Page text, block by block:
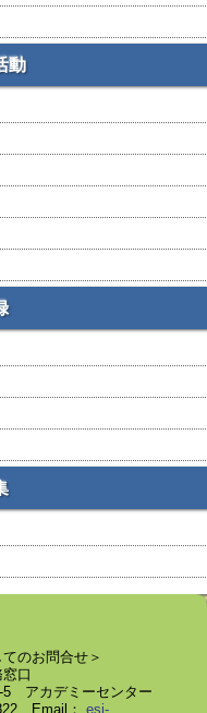
動
のお問合せ＞
口
5 アカデミーセンター
Email： esj-